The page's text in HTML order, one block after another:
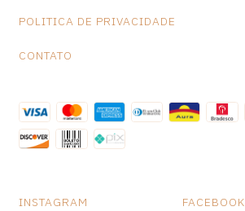
POLITICA DE PRIVACIDADE
CONTATO
INSTAGRAM FACEBOOK